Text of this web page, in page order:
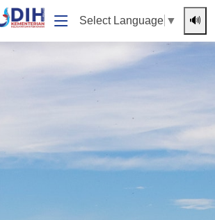
Select Language ▼ 🔊